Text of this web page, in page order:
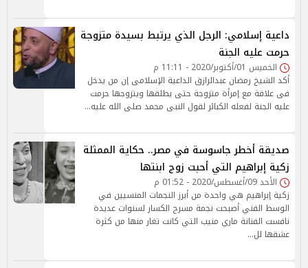
داعية إسلامي: الرجل الذي يرتبط بسيدة متزوجة
حرمت عليه الجنة
الخميس 01/أكتوبر/2020 - 11:11 م
أكد الشيخ رمضان عبدالرازق الداعية الإسلامى إن من يدخل
فى علاقة مع إمرأة متزوجة حتى يطلقها ويتزوجها حرمت
عليه الجنة لفعله الكبائر لقول النبى محمد صلى الله عليه…
صديقة أخطر جاسوسة في مصر.. حكاية الممثلة
زكية إبراهيم التي أحبت زوج ابنتها
الأحد 09/أغسطس/2020 - 01:52 م
زكية إبراهيم هي واحدة من أبرز النجمات المنسيين في
الوسط الفني أصبحت نجمة مسرح الكسار لسنوات عديدة
نافست الفنانة ماري منيب التي كانت تغار منها من كثرة
عشقها لل…